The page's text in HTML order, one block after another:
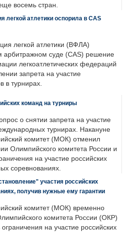
восемь стран.
легкой атлетики оспорила в CAS
легкой атлетики (ВФЛА)
арбитражном суде (CAS) решение
легкоатлетических федераций
запрета на участие
в турнирах.
команд на турниры
о снятии запрета на участие
турнирах. Накануне
комитет (МОК) отменил
Олимпийского комитета России и
на участие российских
соревнованиях.
участия российских
получив нужные ему гарантии
комитет (МОК) временно
комитета России (ОКР)
на участие российских